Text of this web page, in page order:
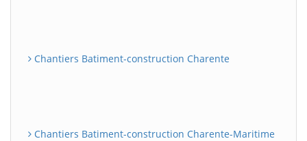
Chantiers Batiment-construction Charente
Chantiers Batiment-construction Charente-Maritime